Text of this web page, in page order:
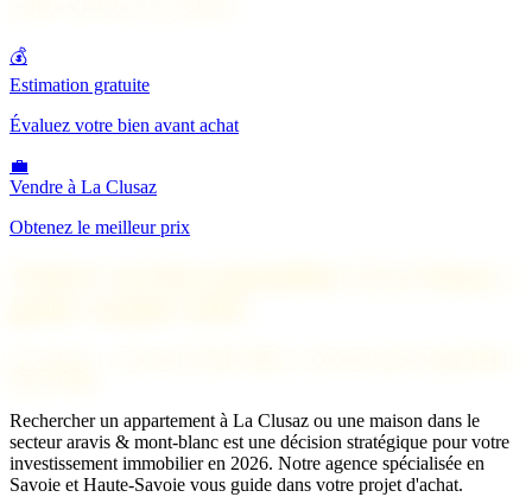
💰
Estimation gratuite
Évaluez votre bien avant achat
💼
Vendre à La Clusaz
Obtenez le meilleur prix
Rechercher un appartement à La Clusaz ou une maison dans le
secteur aravis & mont-blanc est une décision stratégique pour votre
investissement immobilier en 2026. Notre agence spécialisée en
Savoie et Haute-Savoie vous guide dans votre projet d'achat.